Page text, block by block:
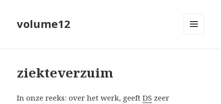
volume12
ziekteverzuim
In onze reeks: over het werk, geeftDS zeer